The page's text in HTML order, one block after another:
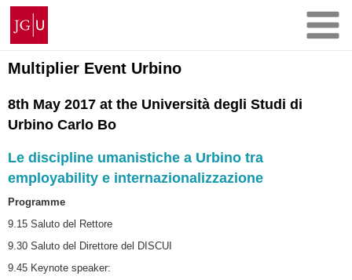
Skip
content
Johannes
Gutenberg
University
Mainz
Multiplier Event Urbino
8th May 2017 at the Università degli Studi di
Urbino Carlo Bo
Le discipline umanistiche a Urbino tra
employability e internazionalizzazione
Programme
9.15 Saluto del Rettore
9.30 Saluto del Direttore del DISCUI
9.45 Keynote speaker: